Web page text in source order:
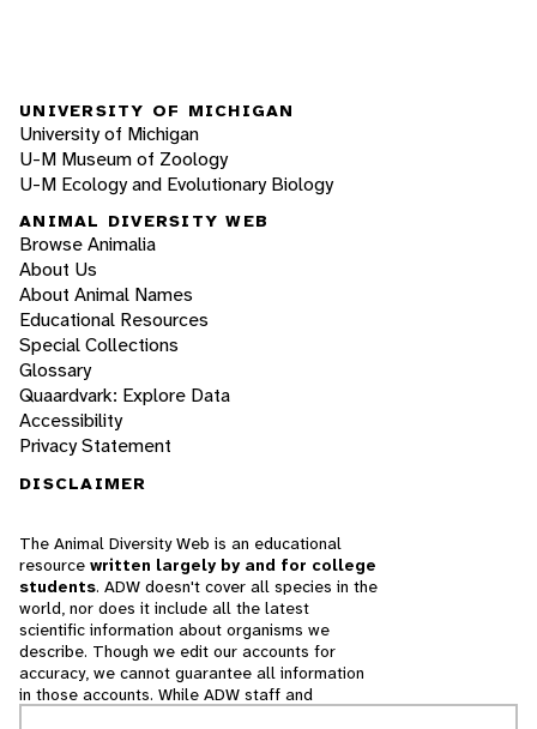
UNIVERSITY OF MICHIGAN
University of Michigan
U-M Museum of Zoology
U-M Ecology and Evolutionary Biology
ANIMAL DIVERSITY WEB
Browse Animalia
About Us
About Animal Names
Educational Resources
Special Collections
Glossary
Quaardvark: Explore Data
Accessibility
Privacy Statement
DISCLAIMER
The Animal Diversity Web is an educational
resource written largely by and for college
students. ADW doesn't cover all species in the
world, nor does it include all the latest
scientific information about organisms we
describe. Though we edit our accounts for
accuracy, we cannot guarantee all information
in those accounts. While ADW staff and